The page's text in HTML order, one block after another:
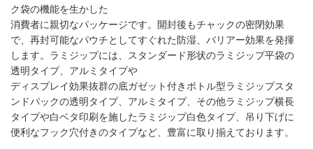
ク袋の機能を生かした
消費者に親切なパッケージです。開封後もチャックの密閉効果
で、再封可能なパウチとしてすぐれた防湿、バリアー効果を発揮
します。ラミジップには、スタンダード形状のラミジップ平袋の
透明タイプ、アルミタイプや
ディスプレイ効果抜群の底ガゼット付きボトル型ラミジップスタ
ンドパックの透明タイプ、アルミタイプ、その他ラミジップ横長
タイプや白ベタ印刷を施したラミジップ白色タイプ、吊り下げに
便利なフック穴付きのタイプなど、豊富に取り揃えております。